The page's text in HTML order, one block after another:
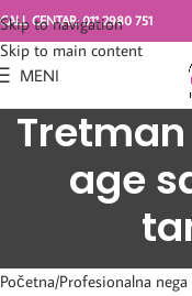
Skip to navigation
Skip to main content
CALL CENTAR: 011 2980 751
MENI
age
Početna Profesionalna nega